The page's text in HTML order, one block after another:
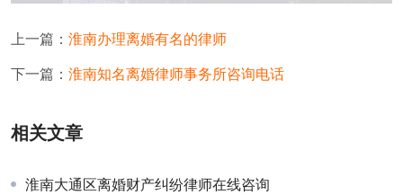
上一篇： 淮南办理离婚有名的律师
下一篇： 淮南知名离婚律师事务所咨询电话
相关文章
淮南大通区离婚财产纠纷律师在线咨询